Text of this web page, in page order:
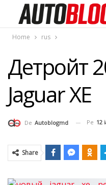
Home rus
Детройт
Jaguar XE
De Autoblogmd Pe 12
Share